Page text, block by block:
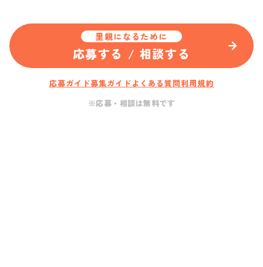
里親になるために
応募する / 相談する
応募ガイド募集ガイド よくある質問利用規約
※応募・相談は無料です